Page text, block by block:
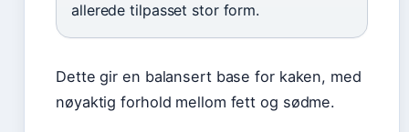
allerede tilpasset stor form.
Dette gir en balansert base for kaken, med
nøyaktig forhold mellom fett og sødme.